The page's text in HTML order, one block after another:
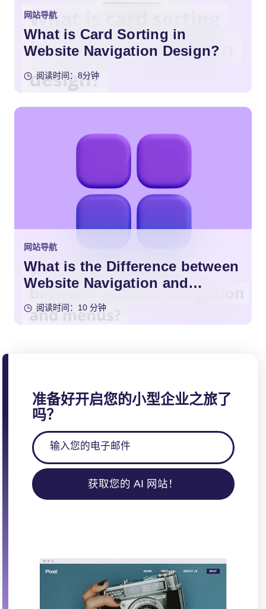
网站导航
What is Card Sorting in
Website Navigation Design?
阅读时间：8分钟
网站导航
What is the Difference between
Website Navigation and
Menus?
阅读时间：10 分钟
准备好开启您的小型企业之旅了
吗？
获取您的 AI 网站！